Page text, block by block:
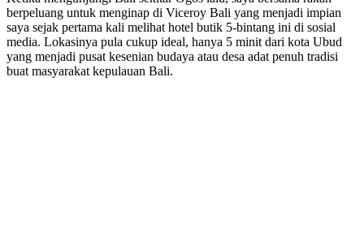
berpeluang untuk menginap di Viceroy Bali yang menjadi impian
saya sejak pertama kali melihat hotel butik 5-bintang ini di sosial
media. Lokasinya pula cukup ideal, hanya 5 minit dari kota Ubud
yang menjadi pusat kesenian budaya atau desa adat penuh tradisi
buat masyarakat kepulauan Bali.